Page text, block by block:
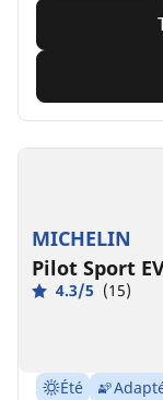
MICHELIN
Pilot Sport
4.3/5 (15)
Été